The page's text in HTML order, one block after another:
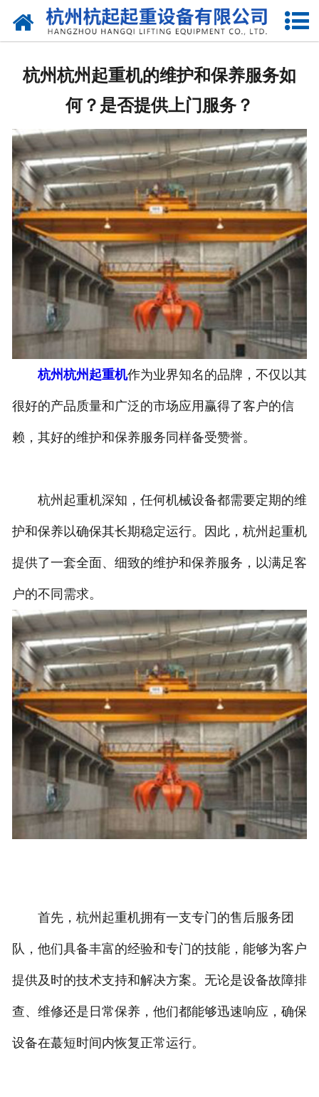
网站首页
新闻资讯
合作伙伴
联系我们
杭州杭州起重机的维护和保养服务如
何？是否提供上门服务？
杭州杭州起重机作为业界知名的品牌，不仅以其
很好的产品质量和广泛的市场应用赢得了客户的信
赖，其好的维护和保养服务同样备受赞誉。
杭州起重机深知，任何机械设备都需要定期的维
护和保养以确保其长期稳定运行。因此，杭州起重机
提供了一套全面、细致的维护和保养服务，以满足客
户的不同需求。
首先，杭州起重机拥有一支专门的售后服务团
队，他们具备丰富的经验和专门的技能，能够为客户
提供及时的技术支持和解决方案。无论是设备故障排
查、维修还是日常保养，他们都能够迅速响应，确保
设备在蕞短时间内恢复正常运行。